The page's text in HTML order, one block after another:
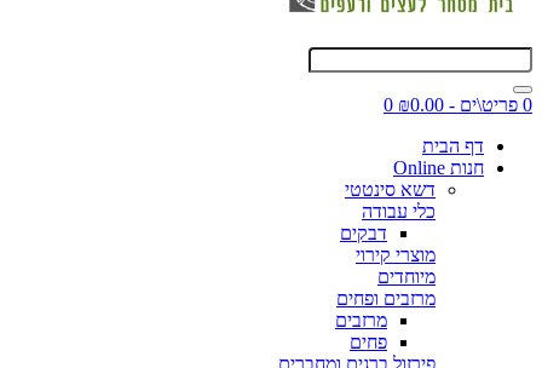
0 פריט\ים - ₪0.00
0
דף הבית
חנות Online
דשא סינטטי
כלי עבודה
דבקים
מוצרי קירוי
מיוחדים
מרזבים ופחים
מרזבים
פחים
פירזול ברגים ומחברים